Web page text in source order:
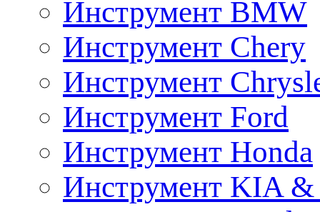
Инструмент BMW
Инструмент Chery
Инструмент
Инструмент Ford
Инструмент Honda
Инструмент KIA